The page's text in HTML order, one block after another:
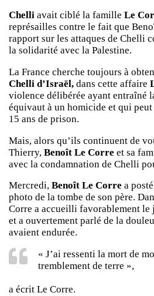
Chelli avait ciblé la famille Le
représailles contre le fait que
rapport sur les attaques de Chelli
la solidarité avec la Palestine.
La France cherche toujours à
Chelli d’Israël, dans cette affaire
violence délibérée ayant entraîné
équivaut à un homicide et qui
15 ans de prison.
Mais, alors qu’ils continuent de
Thierry, Benoît Le Corre et sa
avec la condamnation de Chelli
Mercredi, Benoît Le Corre a
photo de la tombe de son père.
Corre a accueilli favorablement le
et a ouvertement parlé de la
avaient endurée.
« J’ai ressenti la mort de
tremblement de terre »,
a écrit Le Corre.